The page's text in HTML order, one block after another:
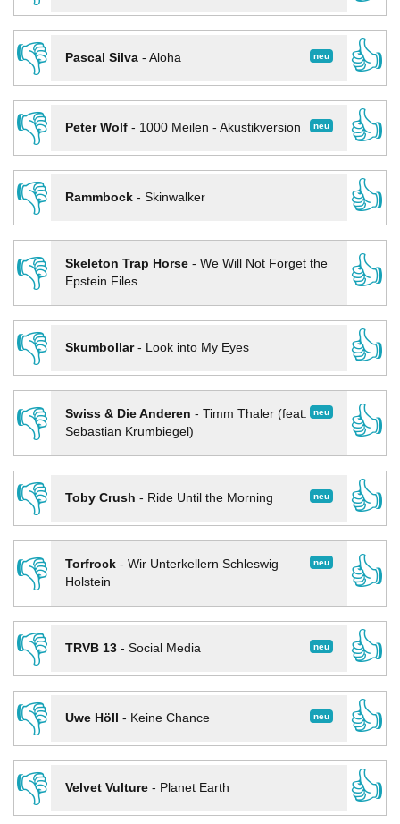
👎
neu
Pascal Silva- Aloha
👍
👎
neu
Peter Wolf- 1000 Meilen - Akustikversion
👍
👎
Rammbock- Skinwalker
👍
👎
Skeleton Trap Horse- We Will Not Forget the
Epstein Files
👍
👎
Skumbollar- Look into My Eyes
👍
👎
neu
Swiss & Die Anderen - Timm Thaler (feat.
Sebastian Krumbiegel)
👍
👎
neu
Toby Crush - Ride Until the Morning
👍
👎
neu
Torfrock- Wir Unterkellern Schleswig
Holstein
👍
👎
neu
TRVB 13- Social Media
👍
👎
neu
Uwe Höll - Keine Chance
👍
👎
Velvet Vulture- Planet Earth
👍